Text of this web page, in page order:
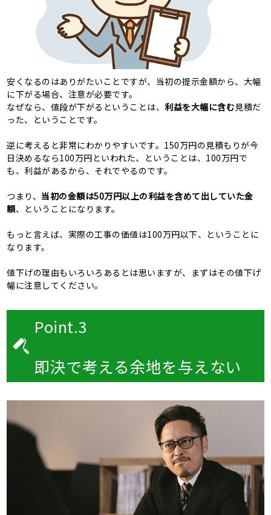
安くなるのはありがたいことですが、当初の提示金額から、大幅
に下がる場合、注意が必要です。
なぜなら、値段が下がるということは、利益を大幅に含む見積だ
った、ということです。
逆に考えると非常にわかりやすいです。150万円の見積もりが今
日決めるなら100万円といわれた、ということは、100万円で
も、利益があるから、それでやるのです。
つまり、 当初の金額は50万円以上の利益を含めて出していた金
額、ということになります。
もっと言えば、実際の工事の価値は100万円以下、ということに
なります。
値下げの理由もいろいろあるとは思いますが、まずはその値下げ
幅に注意してください。
Point.3
即決で考える余地を与えない